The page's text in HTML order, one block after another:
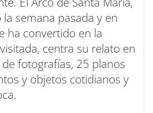
semana pasada y en
ha convertido en la
centra su relato en
de fotografías, 25 planos
y objetos cotidianos y